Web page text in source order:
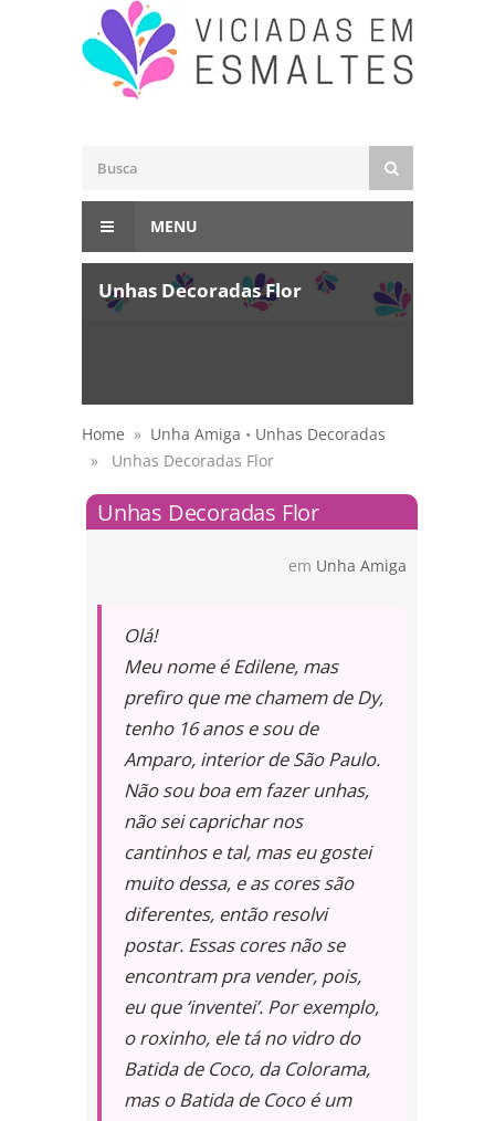
MENU
Unhas Decoradas Flor
Home » Unha Amiga • Unhas Decoradas
» Unhas Decoradas Flor
Unhas Decoradas Flor
em Unha Amiga
Olá!
Meu nome é Edilene, mas
prefiro que me chamem de Dy,
tenho 16 anos e sou de
Amparo, interior de São Paulo.
Não sou boa em fazer unhas,
não sei caprichar nos
cantinhos e tal, mas eu gostei
muito dessa, e as cores são
diferentes, então resolvi
postar. Essas cores não se
encontram pra vender, pois,
eu que ‘inventei’. Por exemplo,
o roxinho, ele tá no vidro do
Batida de Coco, da Colorama,
mas o Batida de Coco é um